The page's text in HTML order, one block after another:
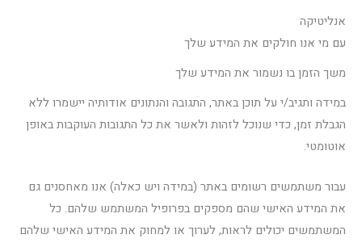
אנליטיקה
עם מי אנו חולקים את המידע שלך
משך הזמן בו נשמור את המידע שלך
במידה ותגיב/י על תוכן באתר, התגובה והנתונים אודותיה יישמרו ללא
הגבלת זמן, כדי שנוכל לזהות ולאשר את כל התגובות העוקבות באופן
אוטומטי.
עבור משתמשים רשומים באתר (במידה ויש כאלה) אנו מאחסנים גם
את המידע האישי שהם מספקים בפרופיל המשתמש שלהם. כל
המשתמשים יכולים לראות, לערוך או למחוק את המידע האישי שלהם